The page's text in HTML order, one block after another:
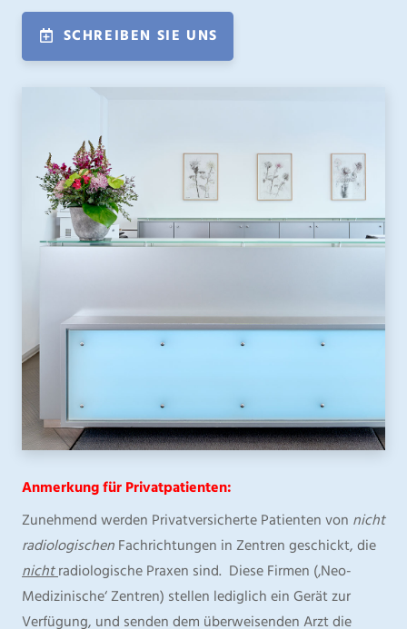
SCHREIBEN SIE UNS
Anmerkung für Privatpatienten:
Zunehmend werden Privatversicherte Patienten von nicht
radiologischenFachrichtungen in Zentren geschickt, die
nichtradiologische Praxen sind. Diese Firmen (‚Neo-
Medizinische‘ Zentren) stellen lediglich ein Gerät zur
Verfügung, und senden dem überweisenden Arzt die